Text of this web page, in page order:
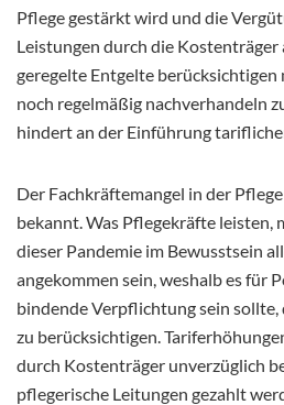
Pflege gestärkt wird und die
Leistungen durch die
geregelte Entgelte berücksichtigen
noch regelmäßig nachverhandeln
hindert an der Einführung
Der Fachkräftemangel in der
bekannt. Was Pflegekräfte leisten,
dieser Pandemie im Bewusstsein
angekommen sein, weshalb es für
bindende Verpflichtung sein sollte,
zu berücksichtigen.
durch Kostenträger unverzüglich
pflegerische Leitungen gezahlt